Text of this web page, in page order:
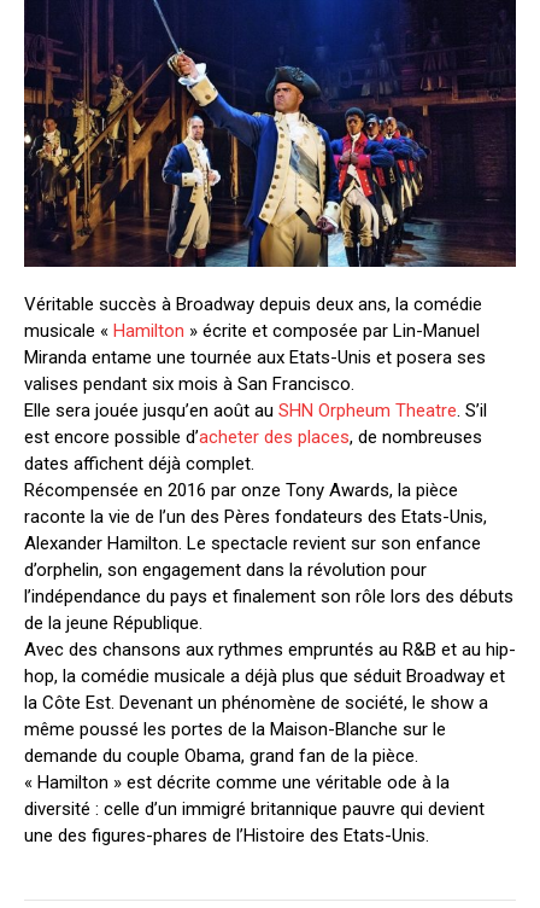
Véritable succès à Broadway depuis deux ans, la comédie
musicale « Hamilton » écrite et composée par Lin-Manuel
Miranda entame une tournée aux Etats-Unis et posera ses
valises pendant six mois à San Francisco.
Elle sera jouée jusqu’en août au SHN Orpheum Theatre. S’il
est encore possible d’acheter des places, de nombreuses
dates affichent déjà complet.
Récompensée en 2016 par onze Tony Awards, la pièce
raconte la vie de l’un des Pères fondateurs des Etats-Unis,
Alexander Hamilton. Le spectacle revient sur son enfance
d’orphelin, son engagement dans la révolution pour
l’indépendance du pays et finalement son rôle lors des débuts
de la jeune République.
Avec des chansons aux rythmes empruntés au R&B et au hip-
hop, la comédie musicale a déjà plus que séduit Broadway et
la Côte Est. Devenant un phénomène de société, le show a
même poussé les portes de la Maison-Blanche sur le
demande du couple Obama, grand fan de la pièce.
« Hamilton » est décrite comme une véritable ode à la
diversité : celle d’un immigré britannique pauvre qui devient
une des figures-phares de l’Histoire des Etats-Unis.